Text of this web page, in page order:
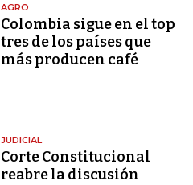
AGRO
Colombia sigue en el top
tres de los países que
más producen café
JUDICIAL
Corte Constitucional
reabre la discusión